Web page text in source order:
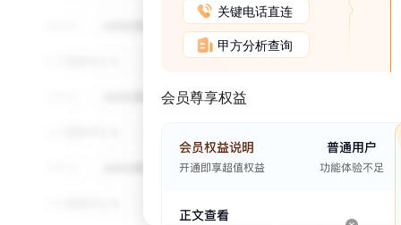
关键电话直连
甲方分析查询
会员尊享权益